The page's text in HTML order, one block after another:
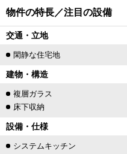
物件の特長／注目の設備
交通・立地
閑静な住宅地
建物・構造
複層ガラス
床下収納
設備・仕様
システムキッチン